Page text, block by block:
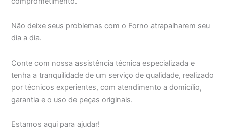
Não deixe seus problemas com o Forno atrapalharem seu
dia a dia.
Conte com nossa assistência técnica especializada e
tenha a tranquilidade de um serviço de qualidade, realizado
por técnicos experientes, com atendimento a domicílio,
garantia e o uso de peças originais.
Estamos aqui para ajudar!